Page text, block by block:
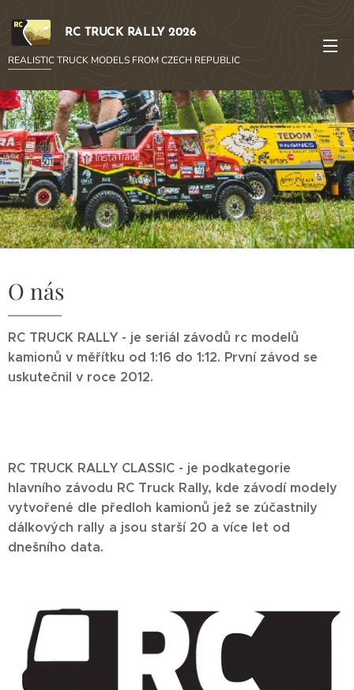
RC TRUCK RALLY 2026
REALISTIC TRUCK MODELS FROM CZECH REPUBLIC
O nás
RC TRUCK RALLY - je seriál závodů rc modelů
kamionů v měřítku od 1:16 do 1:12. První závod se
uskutečnil v roce 2012.
RC TRUCK RALLY CLASSIC - je podkategorie
hlavního závodu RC Truck Rally, kde závodí modely
vytvořené dle předloh kamionů jež se zúčastnily
dálkových rally a jsou starší 20 a více let od
dnešního data.